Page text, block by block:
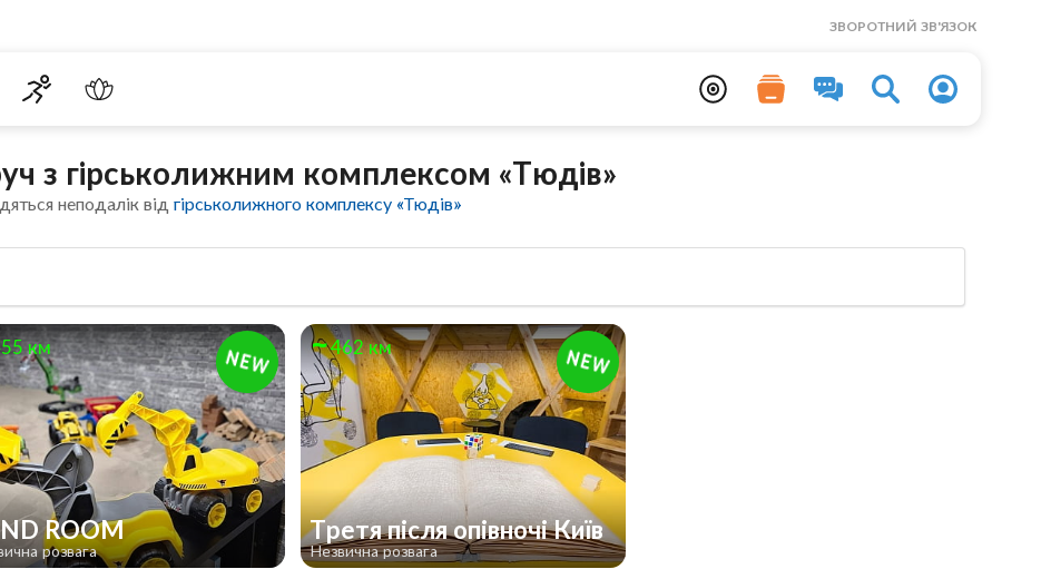
ЗВОРОТНИЙ ЗВ'ЯЗОК
з гірськолижним комплексом «Тюдів»
неподалік відгірськолижного комплексу «Тюдів»
км
ROOM
розвага
462 км
Третя після опівночі Київ
Незвична розвага